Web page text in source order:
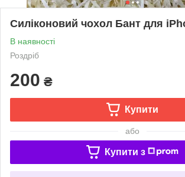
Силіконовий чохол Бант для
В наявності
Роздріб
200 ₴
Купити
або
Купити з